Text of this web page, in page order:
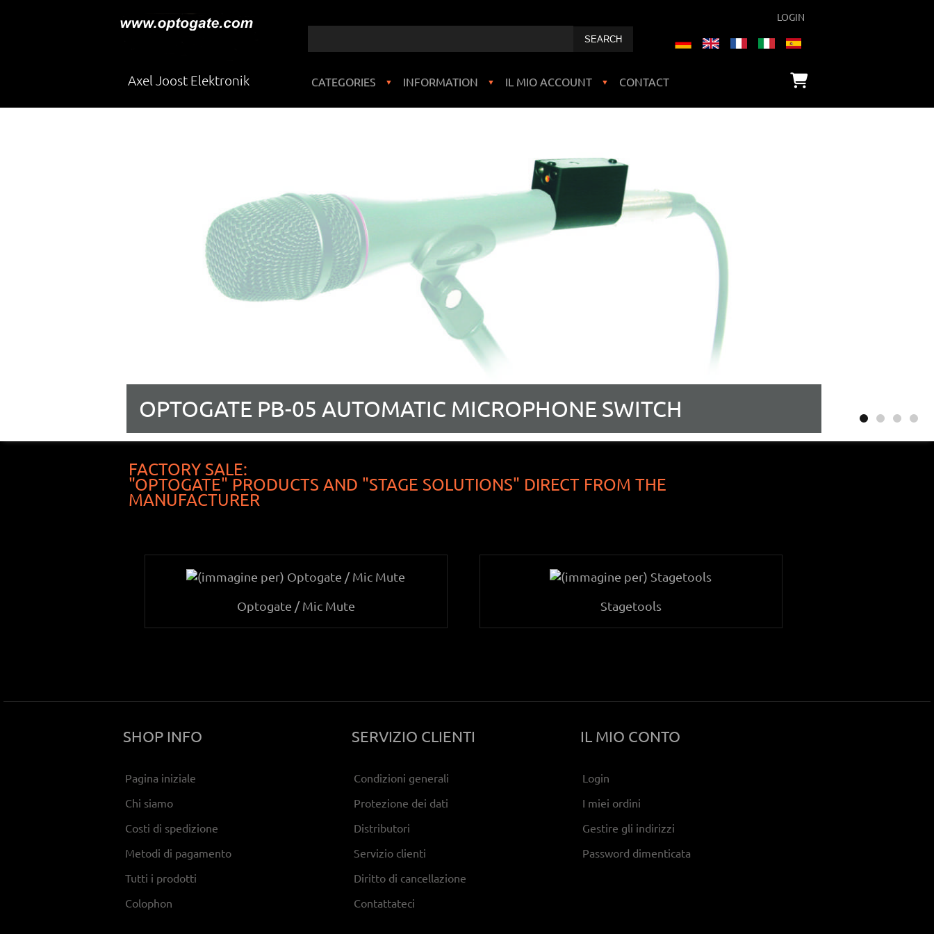
LOGIN
Axel Joost Elektronik CATEGORIES ▼ INFORMATION ▼ IL MIO ACCOUNT ▼ CONTACT
OPTOGATE PB-05 AUTOMATIC MICROPHONE SWITCH
FACTORY SALE:
"OPTOGATE" PRODUCTS AND "STAGE SOLUTIONS" DIRECT FROM THE
MANUFACTURER
Optogate / Mic Mute Stagetools
SHOP INFO
Pagina iniziale
Chi siamo
Costi di spedizione
Metodi di pagamento
Tutti i prodotti
Colophon
SERVIZIO CLIENTI
Condizioni generali
Protezione dei dati
Distributori
Servizio clienti
Diritto di cancellazione
Contattateci
IL MIO CONTO
Login
I miei ordini
Gestire gli indirizzi
Password dimenticata